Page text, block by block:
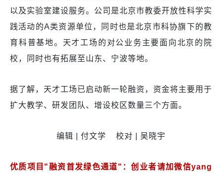
以及实验室建设服务。公司是北京市教委开放性科学实
践活动的A类资源单位，同时也是北京市科协旗下的教
育科普基地。天才工场的对公业务主要面向北京的院
校，同时也有拓展至山东、宁波等地。
据了解，天才工场已启动新一轮融资，资金将主要用于
扩大教学、研发团队、增设校区数量三个方面。
编辑 | 付文学 校对 | 吴晓宇
优质项目"融资首发绿色通道"：创业者请加微信yang